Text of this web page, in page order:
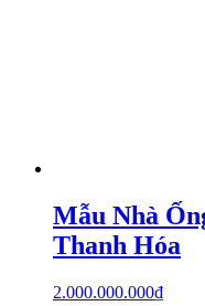
Mẫu Nhà
Thanh Hóa
2.000.000.000₫